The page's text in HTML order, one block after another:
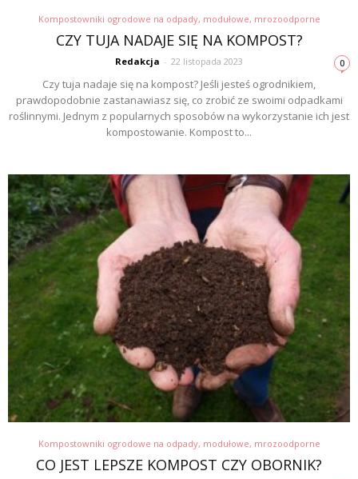
Kompostowniki ogrodowe na odpady, modułowe, mrozoodporne
CZY TUJA NADAJE SIĘ NA KOMPOST?
Redakcja - 22 listopada 2023 0
Czy tuja nadaje się na kompost? Jeśli jesteś ogrodnikiem,
prawdopodobnie zastanawiasz się, co zrobić ze swoimi odpadkami
roślinnymi. Jednym z popularnych sposobów na wykorzystanie ich jest
kompostowanie. Kompost to...
Kompostowniki ogrodowe na odpady, modułowe, mrozoodporne
CO JEST LEPSZE KOMPOST CZY OBORNIK?